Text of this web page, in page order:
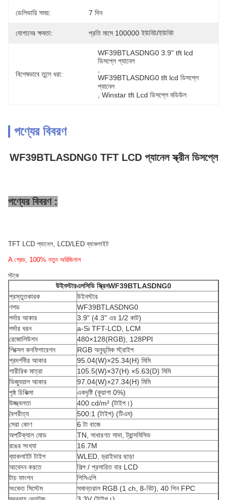
ডেলিভারি সময়: 7 দিন
যোগানের ক্ষমতা: প্রতি মাসে 100000 ইউনিট/ইউনিট
বিশেষভাবে তুলে ধরা:
WF39BTLASDNG0 3.9" tft lcd
ডিসপ্লে প্যানেল
WF39BTLASDNG0 tft lcd ডিসপ্লে
প্যানেল
Winstar tft Lcd ডিসপ্লে মডিউল
পণ্যের বিবরণ
WF39BTLASDNG0 TFT LCD প্যানেল স্ক্রীন ডিসপ্লে
পণ্যের বিবরণ :
TFT LCD প্যানেল, LCD/LED ব্যাকলাইট
A গ্রেড, 100% নতুন অরিজিনাল
স্টকে
উইনস্টারএলসিডি স্ক্রিনWF39BTLASDNG0
প্রস্তুতকারক
উইনস্টার
ণশড
WF39BTLASDNG0
পর্দার আকার
3.9" (4.3" এর 1/2 কাট)
পর্দার ধরন
a-Si TFT-LCD, LCM
রেজোলিউশন
480×128(RGB), 128PPI
পিক্সেল কনফিগারেশন
RGB অনুভূমিক স্ট্রাইপ
প্রদর্শনীর আকার
95.04(W)×25.34(H) মিমি
শারীরিক মাত্রা
105.5(W)×37(H) ×5.63(D) মিমি
ভিজ্যুয়াল আকার
97.04(W)×27.34(H) মিমি
পৃষ্ঠ চিকিত্সা
একদৃষ্টি (কুয়াশা 0%)
উজ্জ্বলতা
400 cd/m² (টাইপ।)
বৈপরীত্য
500:1 (টাইপ) (টিএম)
সেরা কোণ
6 টা বাজে
অপটিক্যাল মোড
TN, সাধারণত সাদা, ট্রান্সমিসিভ
রঙের সংখ্যা
16.7M
ব্যাকলাইট টাইপ
WLED, ড্রাইভার ছাড়া
আবেদন করতে
শিল্প / প্রসারিত বার LCD
টাচ ফাংশন
পিসিএপি
সংকেত সিস্টেম
সমান্তরাল RGB (1 ch, 8-বিট), 40 পিন FPC